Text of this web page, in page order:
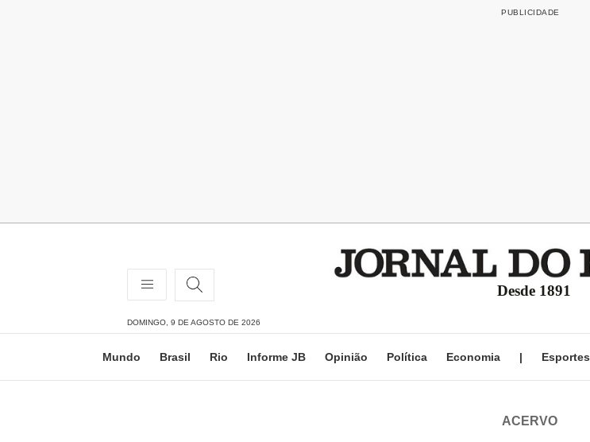
Desde 1891
DOMINGO, 9 DE AGOSTO DE 2026
Mundo Brasil Rio Informe JB Opinião Política Economia | Esportes
ACERVO